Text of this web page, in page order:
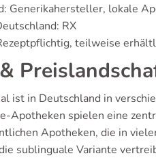
Generikahersteller, lokale
RX
teilweise
ist in Deutschland in
Apotheken spielen eine
Apotheken, die in
sublinguale Variante